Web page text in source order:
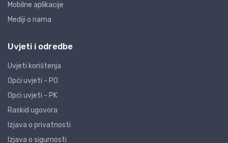
Mobilne aplikacije
Mediji o nama
Uvjeti i odredbe
Uvjeti korištenja
Opći uvjeti - PO
Opći uvjeti - PK
Raskid ugovora
Izjava o privatnosti
Izjava o sigurnosti